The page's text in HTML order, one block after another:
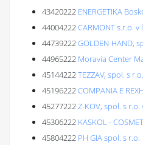
43420222 ENERGETIKA
44004222CARMONT s.r.o. v
44739222GOLDEN-HAND,
44965222 Moravia Center
45144222TEZZAV, spol. s r.o.
45196222COMPANIA E
45277222Z-KOV, spol. s r.o.
45306222 KASKOL -
45804222 PH GIA spol. s r.o.